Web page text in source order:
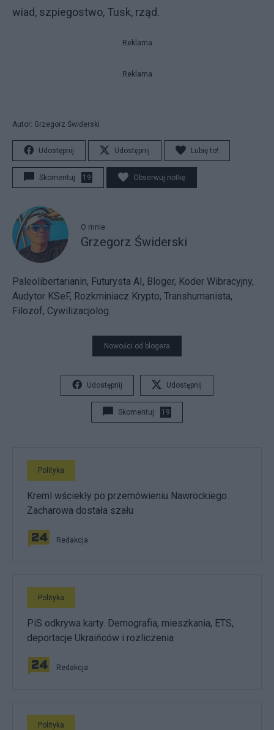
wiad, szpie­go­stwo, Tusk, rząd.
Reklama
Reklama
Autor: Grzegorz Świderski
Udostępnij Udostępnij Lubię to!
Skomentuj 19 Obserwuj notkę
O mnie
Grzegorz Świderski
Paleolibertarianin, Futurysta AI, Bloger, Koder Wibracyjny,
Audytor KSeF, Rozkminiacz Krypto, Transhumanista,
Filozof, Cywilizacjolog.
Nowości od blogera
Udostępnij Udostępnij
Skomentuj 19
Polityka
Kreml wściekły po przemówieniu Nawrockiego.
Zacharowa dostała szału
Redakcja
Polityka
PiS odkrywa karty. Demografia, mieszkania, ETS,
deportacje Ukraińców i rozliczenia
Redakcja
Polityka